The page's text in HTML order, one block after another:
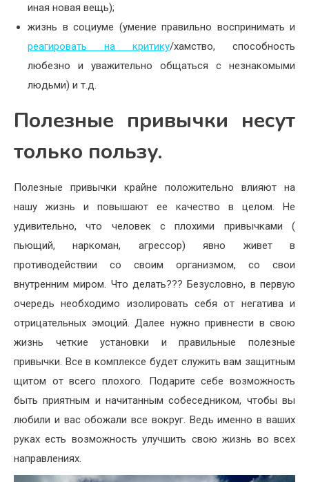
иная новая вещь);
жизнь в социуме (умение правильно воспринимать и
реагировать на критику/хамство, способность
любезно и уважительно общаться с незнакомыми
людьми) и т.д.
Полезные привычки несут
только пользу.
Полезные привычки крайне положительно влияют на
нашу жизнь и повышают ее качество в целом. Не
удивительно, что человек с плохими привычками (
пьющий, наркоман, агрессор) явно живет в
противодействии со своим организмом, со свои
внутренним миром. Что делать??? Безусловно, в первую
очередь необходимо изолировать себя от негатива и
отрицательных эмоций. Далее нужно привнести в свою
жизнь четкие установки и правильные полезные
привычки. Все в комплексе будет служить вам защитным
щитом от всего плохого. Подарите себе возможность
быть приятным и начитанным собеседником, чтобы вы
любили и вас обожали все вокруг. Ведь именно в ваших
руках есть возможность улучшить свою жизнь во всех
направлениях.